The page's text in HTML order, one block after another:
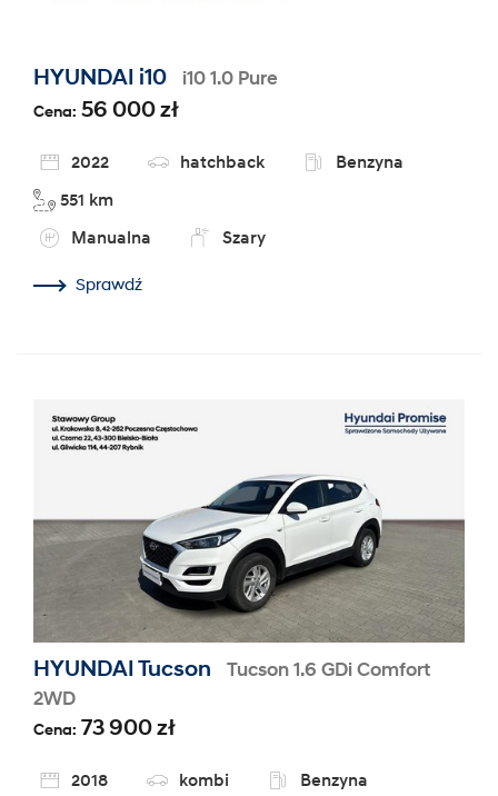
HYUNDAI i10 i10 1.0 Pure
Cena: 56 000 zł
2022 hatchback
Benzyna
551 km
Manualna
Szary
Sprawdź
HYUNDAI Tucson
Tucson 1.6 GDi Comfort
2WD
Cena: 73 900 zł
2018 kombi Benzyna